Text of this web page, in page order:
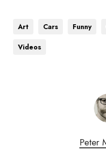
Art Cars Funny
Videos
Peter